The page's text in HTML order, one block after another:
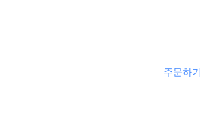
주문하기